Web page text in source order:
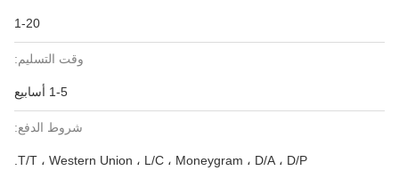
1-20
وقت التسليم:
1-5 أسابيع
شروط الدفع:
T/T ، Western Union ، L/C ، Moneygram ، D/A ، D/P.